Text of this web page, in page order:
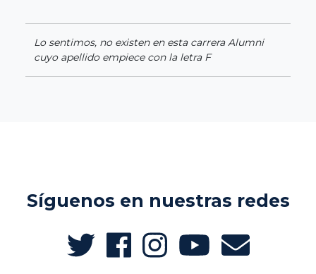
Lo sentimos, no existen en esta carrera Alumni
cuyo apellido empiece con la letra F
Síguenos en nuestras redes